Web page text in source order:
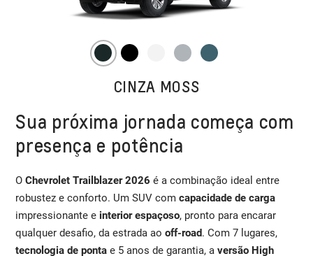
CINZA MOSS
Sua próxima jornada começa com
presença e potência
OChevrolet Trailblazer 2026 é a combinação ideal entre
robustez e conforto. Um SUV comcapacidade de carga
impressionante e interior espaçoso, pronto para encarar
qualquer desafio, da estrada aooff-road. Com 7 lugares,
tecnologia de ponta e 5 anos de garantia, aversão High